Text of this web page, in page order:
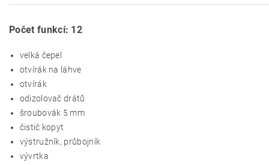
Počet funkcí: 12
velká čepel
otvírák na láhve
otvírák
odizolovač drátů
šroubovák 5 mm
čistič kopyt
výstružník, průbojník
vývrtka